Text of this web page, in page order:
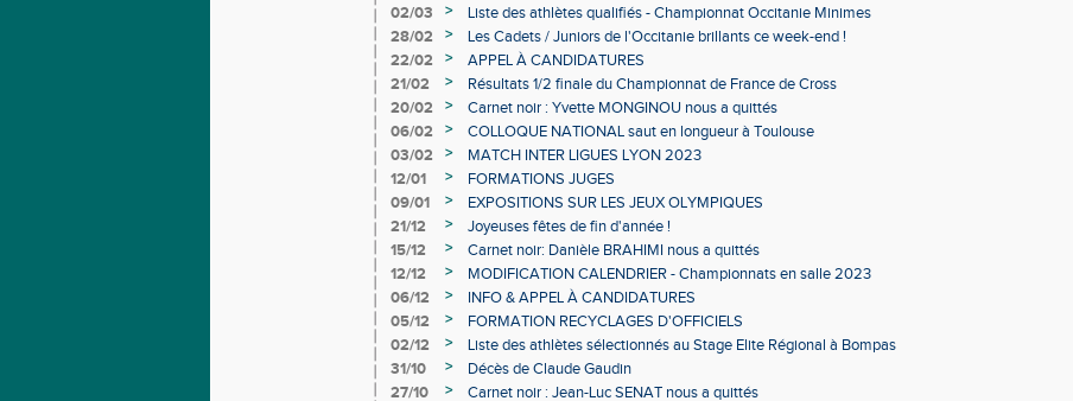
02/03
>
Liste des athlètes qualifiés - Championnat Occitanie Minimes
Individuels en salle
28/02 >
Les Cadets / Juniors de l'Occitanie brillants ce week-end !
22/02
>
APPEL À CANDIDATURES
21/02
>
Résultats 1/2 finale du Championnat de France de Cross
20/02
>
Carnet noir : Yvette MONGINOU nous a quittés
06/02
>
COLLOQUE NATIONAL saut en longueur à Toulouse
03/02
>
MATCH INTER LIGUES LYON 2023
12/01
>
FORMATIONS JUGES
09/01
>
EXPOSITIONS SUR LES JEUX OLYMPIQUES
21/12
>
Joyeuses fêtes de fin d'année !
15/12
>
Carnet noir: Danièle BRAHIMI nous a quittés
12/12
>
MODIFICATION CALENDRIER - Championnats en salle 2023
06/12
>
INFO & APPEL À CANDIDATURES
05/12
>
FORMATION RECYCLAGES D'OFFICIELS
02/12
>
Liste des athlètes sélectionnés au Stage Elite Régional à Bompas
31/10
>
Décès de Claude Gaudin
27/10
> Carnet noir : Jean-Luc SENAT nous a quittés